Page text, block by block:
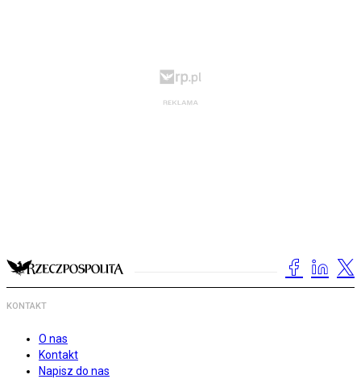
KONTAKT
O nas
Kontakt
Napisz do nas